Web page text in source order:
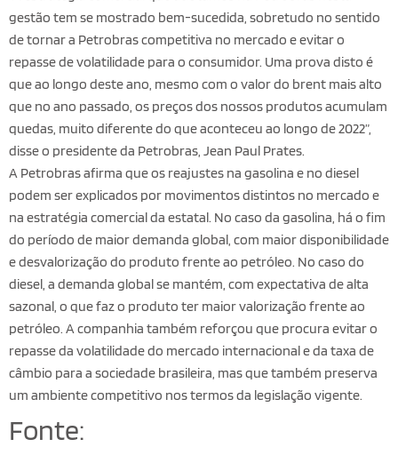
gestão tem se mostrado bem-sucedida, sobretudo no sentido
de tornar a Petrobras competitiva no mercado e evitar o
repasse de volatilidade para o consumidor. Uma prova disto é
que ao longo deste ano, mesmo com o valor do brent mais alto
que no ano passado, os preços dos nossos produtos acumulam
quedas, muito diferente do que aconteceu ao longo de 2022”,
disse o presidente da Petrobras, Jean Paul Prates.
A Petrobras afirma que os reajustes na gasolina e no diesel
podem ser explicados por movimentos distintos no mercado e
na estratégia comercial da estatal. No caso da gasolina, há o fim
do período de maior demanda global, com maior disponibilidade
e desvalorização do produto frente ao petróleo. No caso do
diesel, a demanda global se mantém, com expectativa de alta
sazonal, o que faz o produto ter maior valorização frente ao
petróleo. A companhia também reforçou que procura evitar o
repasse da volatilidade do mercado internacional e da taxa de
câmbio para a sociedade brasileira, mas que também preserva
um ambiente competitivo nos termos da legislação vigente.
Fonte: